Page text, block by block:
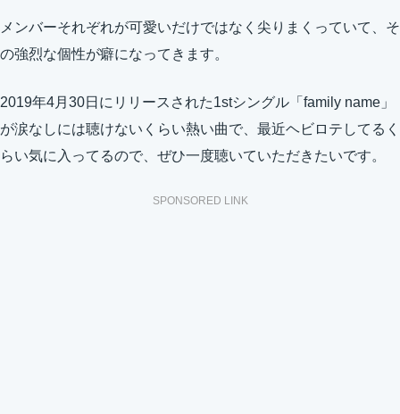
メンバーそれぞれが可愛いだけではなく尖りまくっていて、そ
の強烈な個性が癖になってきます。
2019年4月30日にリリースされた1stシングル「family name」
が涙なしには聴けないくらい熱い曲で、最近ヘビロテしてるく
らい気に入ってるので、ぜひ一度聴いていただきたいです。
SPONSORED LINK